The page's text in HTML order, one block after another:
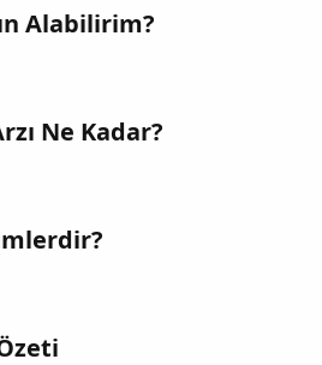
Alabilirim?
Ne Kadar?